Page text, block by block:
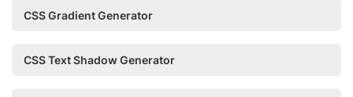
CSS Gradient Generator
CSS Text Shadow Generator